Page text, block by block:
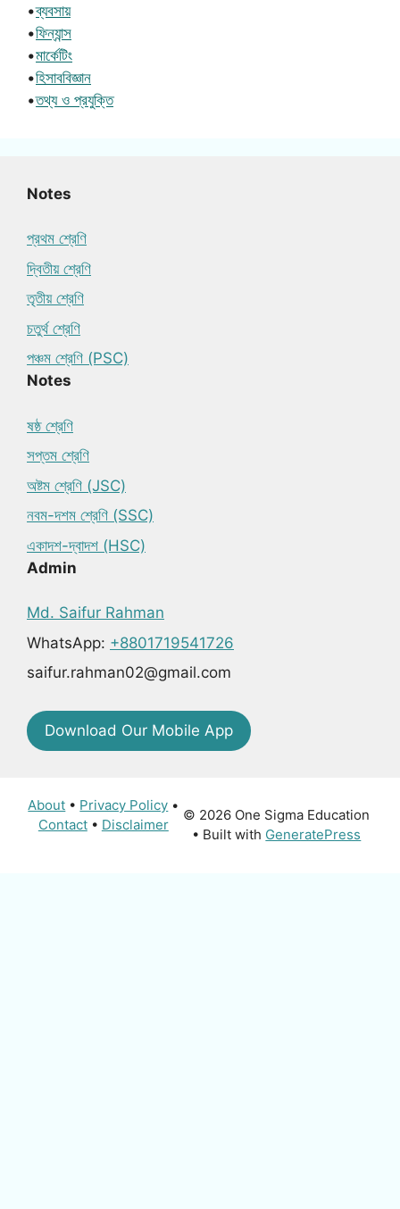
•ব্যবসায়
•ফিন্যান্স
•মার্কেটিং
•হিসাববিজ্ঞান
•তথ্য ও প্রযুক্তি
Notes
প্রথম শ্রেণি
দ্বিতীয় শ্রেণি
তৃতীয় শ্রেণি
চতুর্থ শ্রেণি
পঞ্চম শ্রেণি (PSC)
Notes
ষষ্ঠ শ্রেণি
সপ্তম শ্রেণি
অষ্টম শ্রেণি (JSC)
নবম-দশম শ্রেণি (SSC)
একাদশ-দ্বাদশ (HSC)
Admin
Md. Saifur Rahman
WhatsApp: +8801719541726
saifur.rahman02@gmail.com
Download Our Mobile App
About • Privacy Policy •
Contact• Disclaimer
© 2026 One Sigma Education
• Built with GeneratePress